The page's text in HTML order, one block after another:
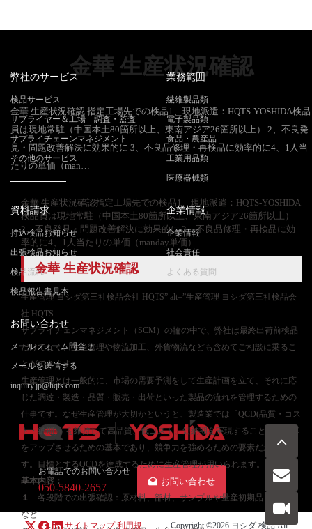
金華 生産状況確認
金華 生産状況確認 指定工場先での検品1、現地派遣：HQTS-YOSHIDA検品
員は現地常駐（中国本土80箇所以上、東南アジア26箇所以上） 2、不良発
見・問題改善解決に効果的に 3、不良品修理・再検品に効率的に4、1人当
たりの単価（man…
金華 生産状況確認指定工場先での検品1、現地派遣：HQTS-YOSHIDA
検品員は現地常駐（中国本土80箇所以上、東南アジア26箇所以上）
2、不良発見・問題改善解決に効果的に 3、不良品修理・再検品に効
率的に4、1人当たりの単価（manday単価）
金華 生産状況確認
生産管理 ヨシダ第三社検品会社 HQTS” alt=”生産管理 ヨシダ第三社検品会
社 HQTS
サプライチェンマネジメント（SCM）の輪の中で、弊社は最終出荷前検品
だけでなく、生産管理や物流加工、外貨物流なども含めてご相談に乗るこ
とができます。
生産管理とは一般的に、市場の需要予測をして生産計画を立て、それに応
じた調達・製造・品質・販売・出荷といった製品の流れを管理するための
仕事です。なぜ生産管理が大切かというと、製造業では「QCD(品質・コス
ト・納期)」を維持して高品質、低コスト、短納期を実現することが利益率
をアップさせるための基本であり、競争力を強めるための要素だからで
す。目標とするQCDを達成するために生産管理が用いられます。
基本内容：
１
各段階での出張確認：原材料、部材、サンプルや量産初期品、量産品
など
弊社のサービス
検品サービス
サプライヤー＆工場 調査・監査
サプライチェーンマネジメント
その他のサービス
業務範囲
繊維製品類
電子製品類
食品・農産品
工業用品類
医療器械類
資料請求
持込検品お知らせ
出張検品お知らせ
検品流れ
検品報告書見本
企業情報
企業情報
社会責任
よくある質問
お問い合わせ
メールフォーム問合せ
メールを送信する
inquiry.jp@hqts.com
お電話でのお問い合わせ
050-5840-2657
お問い合わせ
サイトマップ 利用規 Copyright ©2026 ヨシダ 検品All